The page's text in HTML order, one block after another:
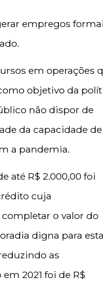
empregos
em operações
objetivo da
não dispor de
da capacidade de
a pandemia.
até R$ 2.000,00 foi
cuja
o valor do
digna para
as
2021 foi de R$